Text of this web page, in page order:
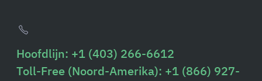
Hoofdlijn: +1 (403) 266-6612
Toll-Free (Noord-Amerika): +1 (866) 927-